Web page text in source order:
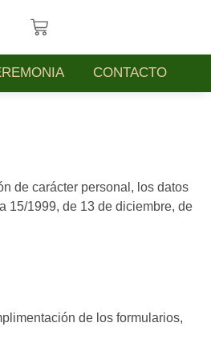
CONTACTO
de carácter personal, los datos
15/1999, de 13 de diciembre, de
de los formularios,